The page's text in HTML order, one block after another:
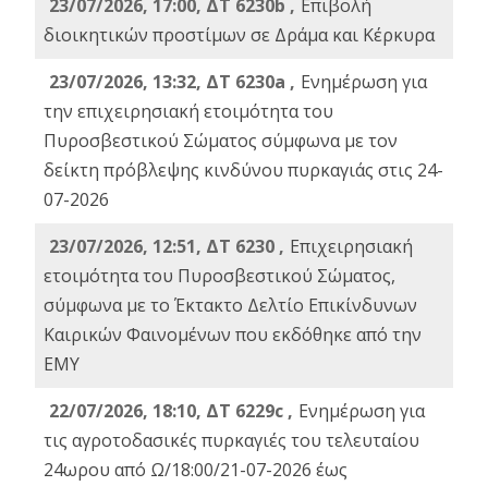
23/07/2026, 17:00, ΔΤ 6230b , Επιβολή
διοικητικών προστίμων σε Δράμα και Κέρκυρα
23/07/2026, 13:32, ΔΤ 6230a , Ενημέρωση για
την επιχειρησιακή ετοιμότητα του
Πυροσβεστικού Σώματος σύμφωνα με τον
δείκτη πρόβλεψης κινδύνου πυρκαγιάς στις 24-
07-2026
23/07/2026, 12:51, ΔΤ 6230 , Επιχειρησιακή
ετοιμότητα του Πυροσβεστικού Σώματος,
σύμφωνα με το Έκτακτο Δελτίο Επικίνδυνων
Καιρικών Φαινομένων που εκδόθηκε από την
ΕΜΥ
22/07/2026, 18:10, ΔΤ 6229c , Ενημέρωση για
τις αγροτοδασικές πυρκαγιές του τελευταίου
24ωρου από Ω/18:00/21-07-2026 έως